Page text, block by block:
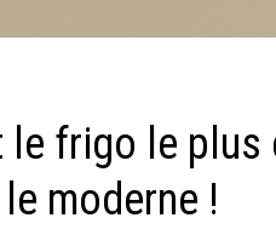
le frigo le
moderne !